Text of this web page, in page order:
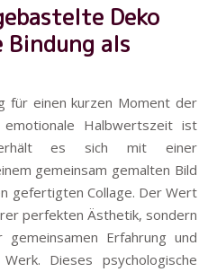
Deko
als
für einen kurzen Moment der
Halbwertszeit ist
es sich mit einer
gemeinsam gemalten Bild
gefertigten Collage. Der Wert
perfekten Ästhetik, sondern
Erfahrung und
Dieses psychologische